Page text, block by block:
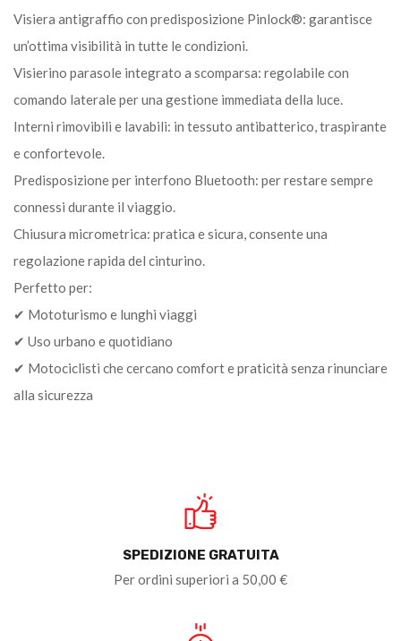
Visiera antigraffio con predisposizione Pinlock®: garantisce
un’ottima visibilità in tutte le condizioni.
Visierino parasole integrato a scomparsa: regolabile con
comando laterale per una gestione immediata della luce.
Interni rimovibili e lavabili: in tessuto antibatterico, traspirante
e confortevole.
Predisposizione per interfono Bluetooth: per restare sempre
connessi durante il viaggio.
Chiusura micrometrica: pratica e sicura, consente una
regolazione rapida del cinturino.
Perfetto per:
✔ Mototurismo e lunghi viaggi
✔ Uso urbano e quotidiano
✔ Motociclisti che cercano comfort e praticità senza rinunciare
alla sicurezza
SPEDIZIONE GRATUITA
Per ordini superiori a 50,00 €